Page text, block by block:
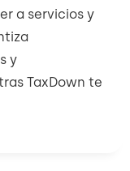
a servicios y
y
TaxDown te